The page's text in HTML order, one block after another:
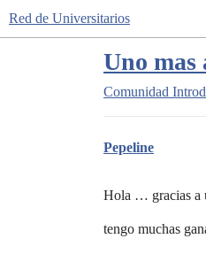
Red de Universitarios
Uno mas
Comunidad
Pepeline
Hola … gracias a
tengo muchas